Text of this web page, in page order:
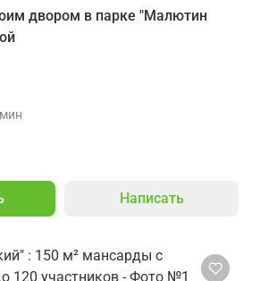
двором в парке "Малютин
Написать